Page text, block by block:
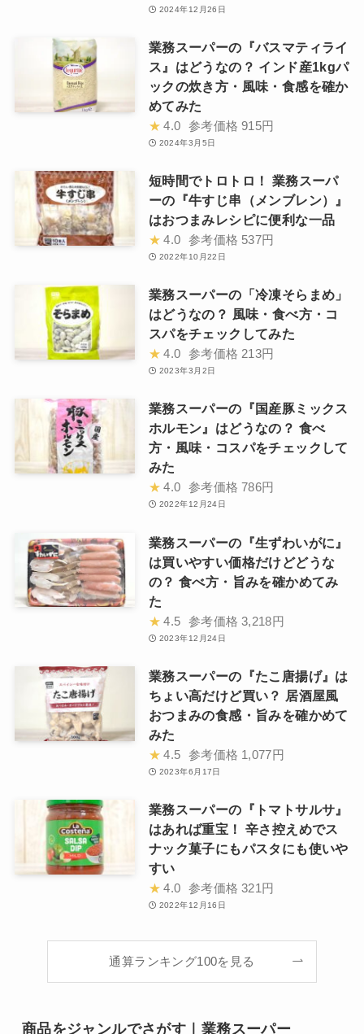
2024年12月26日
業務スーパーの『バスマティライ
ス』はどうなの？ インド産1kgパ
ックの炊き方・風味・食感を確か
めてみた
★ 4.0 参考価格 915円
2024年3月5日
短時間でトロトロ！ 業務スーパ
ーの『牛すじ串（メンブレン）』
はおつまみレシピに便利な一品
★ 4.0 参考価格 537円
2022年10月22日
業務スーパーの「冷凍そらまめ」
はどうなの？ 風味・食べ方・コ
スパをチェックしてみた
★ 4.0 参考価格 213円
2023年3月2日
業務スーパーの『国産豚ミックス
ホルモン』はどうなの？ 食べ
方・風味・コスパをチェックして
みた
★ 4.0 参考価格 786円
2022年12月24日
業務スーパーの『生ずわいがに』
は買いやすい価格だけどどうな
の？ 食べ方・旨みを確かめてみ
た
★ 4.5 参考価格 3,218円
2023年12月24日
業務スーパーの『たこ唐揚げ』は
ちょい高だけど買い？ 居酒屋風
おつまみの食感・旨みを確かめて
みた
★ 4.5 参考価格 1,077円
2023年6月17日
業務スーパーの『トマトサルサ』
はあれば重宝！ 辛さ控えめでス
ナック菓子にもパスタにも使いや
すい
★ 4.0 参考価格 321円
2022年12月16日
通算ランキング100を見る
商品をジャンルでさがす｜業務スーパー